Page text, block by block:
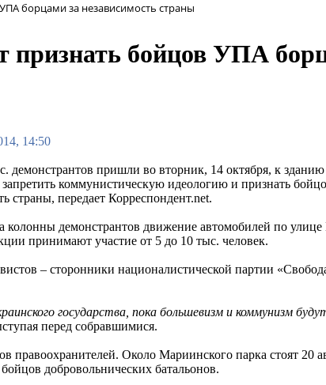
борцами за независимость страны
бойцов УПА
14:50
демонстрантов пришли во вторник, 14 октября, к
запретить коммунистическую идеологию и признать
страны, передает Корреспондент.net.
колонны демонстрантов движение автомобилей по
принимают участие от 5 до 10 тыс. человек.
– сторонники националистической партии
государства, пока большевизм и коммунизм
перед собравшимися.
правоохранителей. Около Мариинского парка стоят 20
добровольнических батальонов.